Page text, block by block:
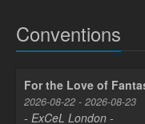
Conventions
For the Love of
2026-08-22 - 2026-08-23
- ExCeL London -